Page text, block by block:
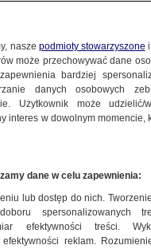
nasze podmioty stowarzyszone
może przechowywać dane
bardziej
danych osobowych
Użytkownik może
interes w dowolnym momencie,
dane w celu zapewnienia:
lub dostęp do nich.
spersonalizowanych
efektywności treści.
reklam.